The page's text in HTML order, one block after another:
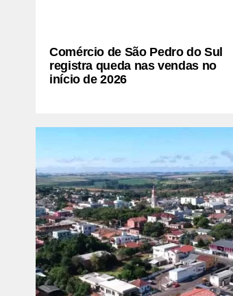
Comércio de São Pedro do Sul
registra queda nas vendas no
início de 2026